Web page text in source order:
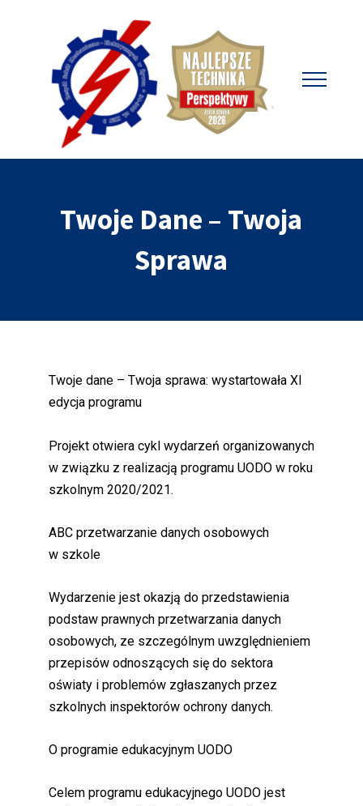
Twoje Dane – Twoja
Sprawa
Twoje dane – Twoja sprawa: wystartowała XI
edycja programu
Projekt otwiera cykl wydarzeń organizowanych
w związku z realizacją programu UODO w roku
szkolnym 2020/2021.
ABC przetwarzanie danych osobowych
w szkole
Wydarzenie jest okazją do przedstawienia
podstaw prawnych przetwarzania danych
osobowych, ze szczególnym uwzględnieniem
przepisów odnoszących się do sektora
oświaty i problemów zgłaszanych przez
szkolnych inspektorów ochrony danych.
O programie edukacyjnym UODO
Celem programu edukacyjnego UODO jest